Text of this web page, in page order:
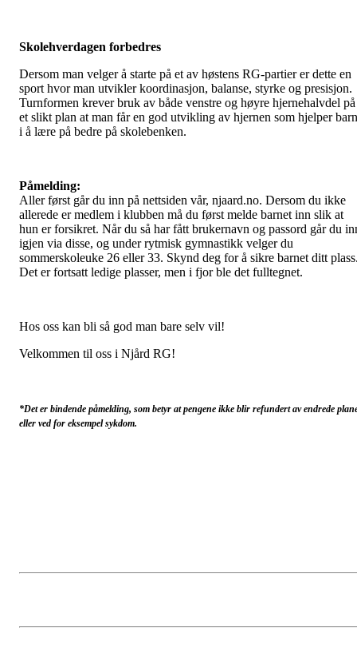
Skolehverdagen forbedres
Dersom man velger å starte på et av høstens RG-partier er dette en
sport hvor man utvikler koordinasjon, balanse, styrke og presisjon.
Turnformen krever bruk av både venstre og høyre hjernehalvdel på
et slikt plan at man får en god utvikling av hjernen som hjelper
i å lære på bedre på skolebenken.
Påmelding:
Aller først går du inn på nettsiden vår, njaard.no. Dersom du ikke
allerede er medlem i klubben må du først melde barnet inn slik at
hun er forsikret. Når du så har fått brukernavn og passord går du
igjen via disse, og under rytmisk gymnastikk velger du
sommerskoleuke 26 eller 33. Skynd deg for å sikre barnet ditt
Det er fortsatt ledige plasser, men i fjor ble det fulltegnet.
Hos oss kan bli så god man bare selv vil!
Velkommen til oss i Njård RG!
*Det er bindende påmelding, som betyr at pengene ikke blir refundert av endrede
eller ved for eksempel sykdom.